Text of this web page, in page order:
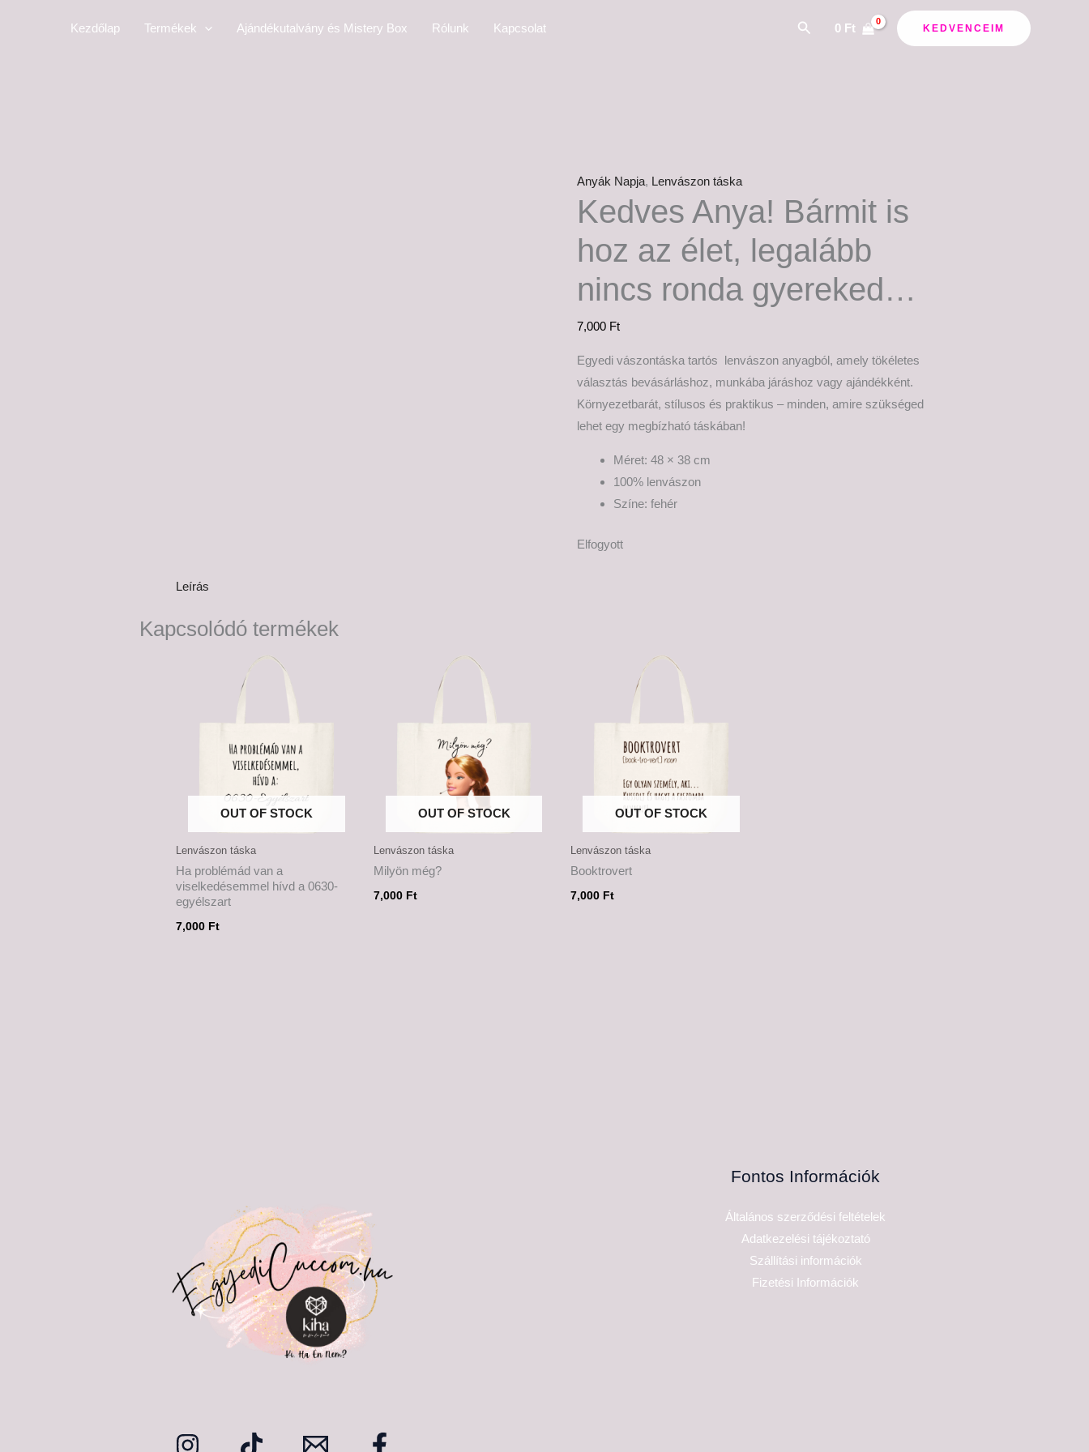
Kezdőlap Termékek Ajándékutalvány és Mistery Box Rólunk Kapcsolat Search
0 Ft KEDVENCEIM
Anyák Napja, Lenvászon táska
Kedves Anya! Bármit is
hoz az élet, legalább
nincs ronda gyereked…
7,000 Ft
Egyedi vászontáska tartós lenvászon anyagból, amely tökéletes
választás bevásárláshoz, munkába járáshoz vagy ajándékként.
Környezetbarát, stílusos és praktikus – minden, amire szükséged
lehet egy megbízható táskában!
Méret: 48 × 38 cm
100% lenvászon
Színe: fehér
Elfogyott
Leírás
Kapcsolódó termékek
OUT OF STOCK
Lenvászon táska
Ha problémád van a
viselkedésemmel hívd a 0630-
egyélszart
7,000 Ft
OUT OF STOCK
Lenvászon táska
Milyön még?
7,000 Ft
OUT OF STOCK
Lenvászon táska
Booktrovert
7,000 Ft
Fontos Információk
Általános szerződési feltételek
Adatkezelési tájékoztató
Szállítási információk
Fizetési Információk